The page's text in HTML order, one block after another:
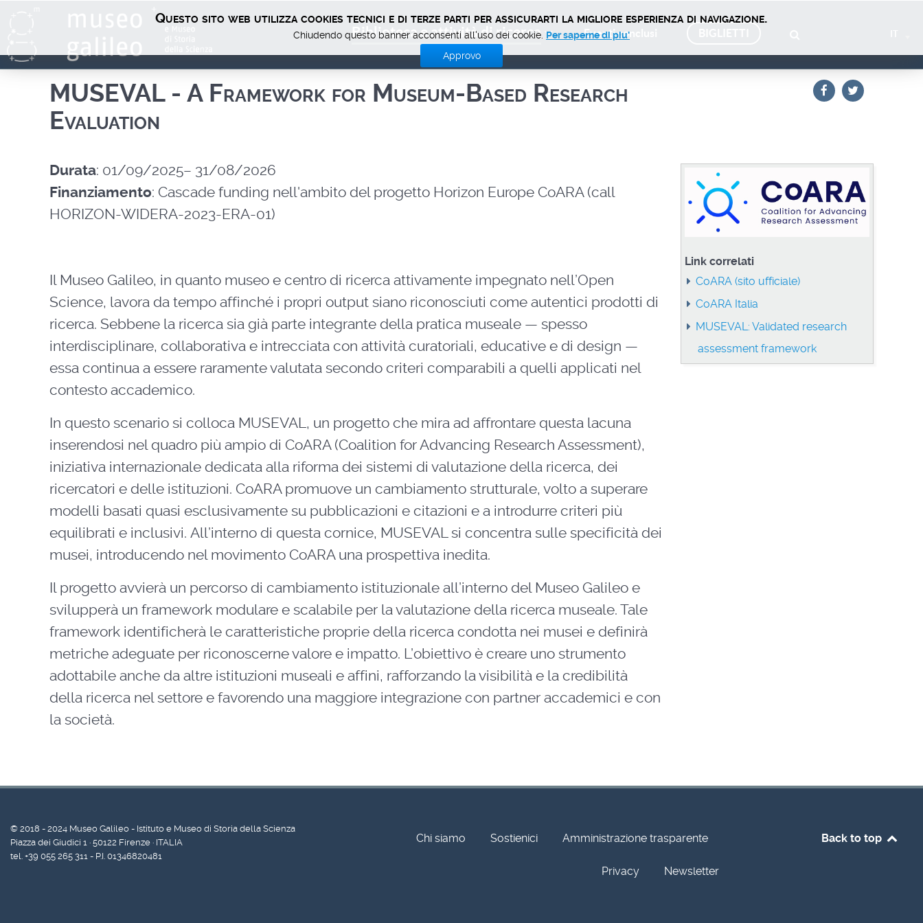
Biblioteca e attività di ricerca Eventi conclusi
MUSEVAL - A Framework for Museum-Based Research
Evaluation
Durata: 01/09/2025– 31/08/2026
Finanziamento: Cascade funding nell'ambito del progetto Horizon Europe CoARA (call
HORIZON-WIDERA-2023-ERA-01)
Il Museo Galileo, in quanto museo e centro di ricerca attivamente impegnato nell’Open
Science, lavora da tempo affinché i propri output siano riconosciuti come autentici prodotti di
ricerca. Sebbene la ricerca sia già parte integrante della pratica museale — spesso
interdisciplinare, collaborativa e intrecciata con attività curatoriali, educative e di design —
essa continua a essere raramente valutata secondo criteri comparabili a quelli applicati nel
contesto accademico.
In questo scenario si colloca MUSEVAL, un progetto che mira ad affrontare questa lacuna
inserendosi nel quadro più ampio di CoARA (Coalition for Advancing Research Assessment),
iniziativa internazionale dedicata alla riforma dei sistemi di valutazione della ricerca, dei
ricercatori e delle istituzioni. CoARA promuove un cambiamento strutturale, volto a superare
modelli basati quasi esclusivamente su pubblicazioni e citazioni e a introdurre criteri più
equilibrati e inclusivi. All’interno di questa cornice, MUSEVAL si concentra sulle specificità dei
musei, introducendo nel movimento CoARA una prospettiva inedita.
Il progetto avvierà un percorso di cambiamento istituzionale all’interno del Museo Galileo e
svilupperà un framework modulare e scalabile per la valutazione della ricerca museale. Tale
framework identificherà le caratteristiche proprie della ricerca condotta nei musei e definirà
metriche adeguate per riconoscerne valore e impatto. L’obiettivo è creare uno strumento
adottabile anche da altre istituzioni museali e affini, rafforzando la visibilità e la credibilità
della ricerca nel settore e favorendo una maggiore integrazione con partner accademici e con
la società.
Link correlati
CoARA (sito ufficiale)
CoARA Italia
MUSEVAL: Validated research
assessment framework
© 2018 - 2024 Museo Galileo - Istituto e Museo di Storia della Scienza
Piazza dei Giudici 1 · 50122 Firenze · ITALIA
tel. +39 055 265 311 - P.I. 01346820481
Chi siamo Sostienici Amministrazione trasparente
Privacy Newsletter
Back to top
Questo sito web utilizza cookies tecnici e di terze parti per assicurarti la migliore esperienza di navigazione.
Chiudendo questo banner acconsenti all'uso dei cookie. Per saperne di piu'
Approvo